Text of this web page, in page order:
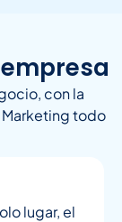
con la
todo
lugar, el